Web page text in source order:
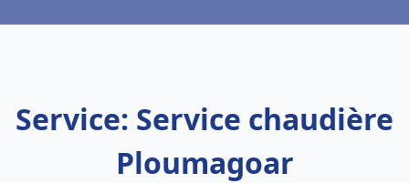
Service: Service chaudière
Ploumagoar